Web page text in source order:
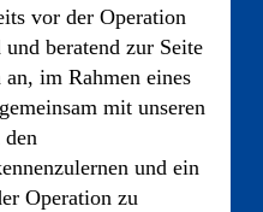
vor der Operation
beratend zur Seite
im Rahmen eines
mit unseren
den
und ein
Operation zu